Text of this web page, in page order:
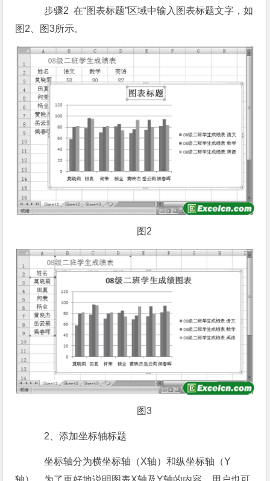
步骤2 在“图表标题”区域中输入图表标题文字，如
图2、图3所示。
图2
图3
2、添加坐标轴标题
坐标轴分为横坐标轴（X轴）和纵坐标轴（Y